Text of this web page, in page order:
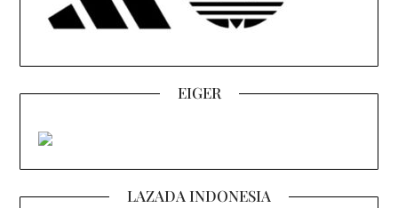
EIGER
LAZADA INDONESIA